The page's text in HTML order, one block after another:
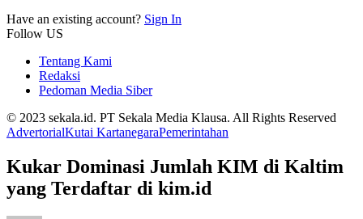
Have an existing account? Sign In
Follow US
Tentang Kami
Redaksi
Pedoman Media Siber
© 2023 sekala.id. PT Sekala Media Klausa. All Rights Reserved
AdvertorialKutai KartanegaraPemerintahan
Kukar Dominasi Jumlah KIM di Kaltim
yang Terdaftar di kim.id